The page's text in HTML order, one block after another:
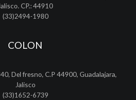
CP.: 44910
(33)2494-1980
COLON
Del fresno, C.P 44900, Guadalajara,
Jalisco
(33)1652-6739